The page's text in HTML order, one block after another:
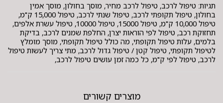
תגיות: טיפול לרכב, טיפול לרכב מחיר, מוסך בחולון, מוסך אמין
בחולון, טיפול תקופתי לרכב, טיפול שנתי לרכב, טיפול 15,000 ק"מ,
טיפול 10,000 ק"מ, טיפול 15000, טיפול 10000, טיפול עשרת אלפים,
תחזוקת רכב, טיפול לפי הוראות יצרן, החלפת שמנים לרכב, בדיקת
בלמים, עלות טיפול תקופתי, מה כולל טיפול תקופתי, מוסך מומלץ
לטיפול תקופתי, טיפול קטן / טיפול גדול לרכב, מתי צריך לעשות טיפול
לרכב, טיפול לפי ק"מ, כל כמה זמן עושים טיפול לרכב,
מוצרים קשורים